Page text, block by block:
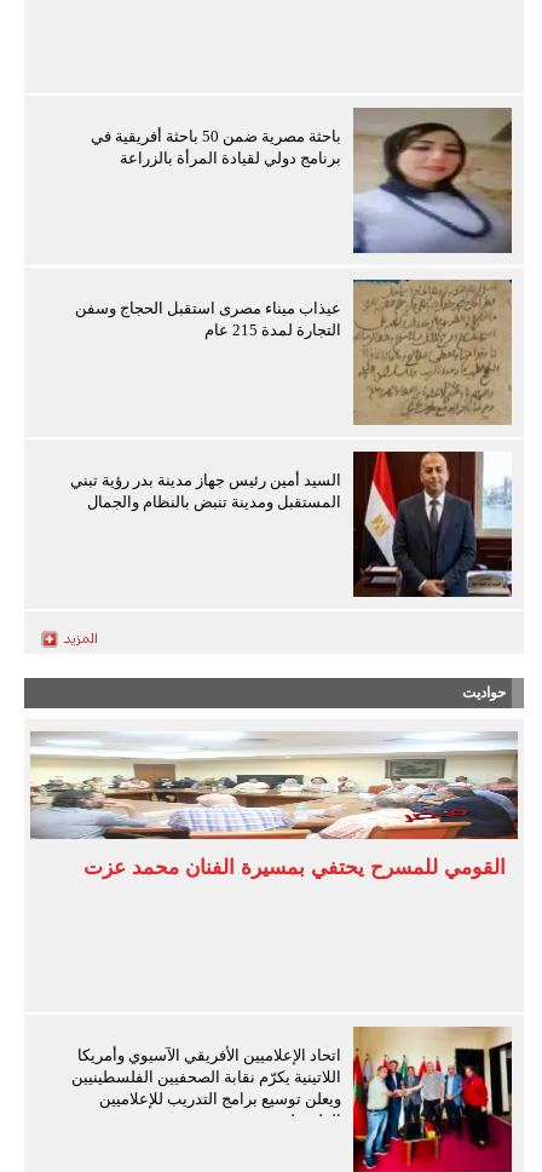
باحثة مصرية ضمن 50 باحثة أفريقية في
برنامج دولي لقيادة المرأة بالزراعة
عيذاب ميناء مصرى استقبل الحجاج وسفن
التجارة لمدة 215 عام
السيد أمين رئيس جهاز مدينة بدر رؤية تبني
المستقبل ومدينة تنبض بالنظام والجمال
حواديت
القومي للمسرح يحتفي بمسيرة الفنان محمد عزت
اتحاد الإعلاميين الأفريقي الآسيوي وأمريكا
اللاتينية يكرّم نقابة الصحفيين الفلسطينيين
ويعلن توسيع برامج التدريب للإعلاميين
الفلسطينيين